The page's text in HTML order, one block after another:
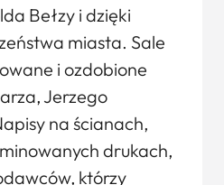
Bełzy i dzięki
miasta. Sale
i ozdobione
Jerzego
na ścianach,
drukach,
którzy